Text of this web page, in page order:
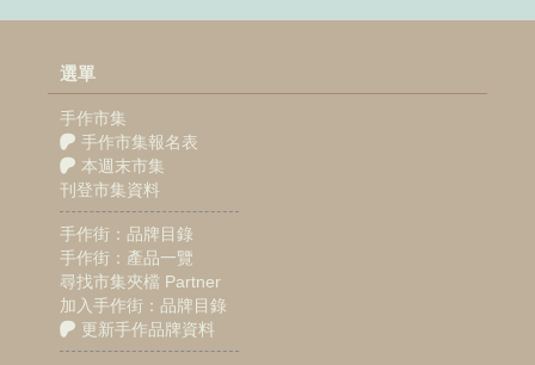
選單
手作市集
手作市集報名表
本週末市集
刊登市集資料
手作街：品牌目錄
手作街：產品一覽
尋找市集夾檔 Partner
加入手作街：品牌目錄
更新手作品牌資料